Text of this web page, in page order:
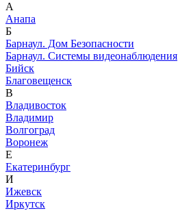
А
Анапа
Б
Барнаул. Дом Безопасности
Барнаул. Системы видеонаблюдения
Бийск
Благовещенск
В
Владивосток
Владимир
Волгоград
Воронеж
Е
Екатеринбург
И
Ижевск
Иркутск